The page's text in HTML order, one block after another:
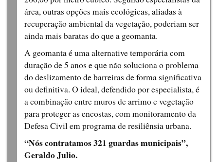
área, outras opções mais ecológicas, aliadas à
recuperação ambiental da vegetação, poderiam ser
ainda mais baratas do que a geomanta.
A geomanta é uma alternative temporária com
duração de 5 anos e que não soluciona o problema
do deslizamento de barreiras de forma significativa
ou definitiva. O ideal, defendido por especialista, é
a combinação entre muros de arrimo e vegetação
para proteger as encostas, com monitoramento da
Defesa Civil em programa de resiliênsia urbana.
“Nós contratamos 321 guardas municipais”,
Geraldo Julio.